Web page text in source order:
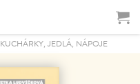
KUCHÁRKY, JEDLÁ, NÁPOJE